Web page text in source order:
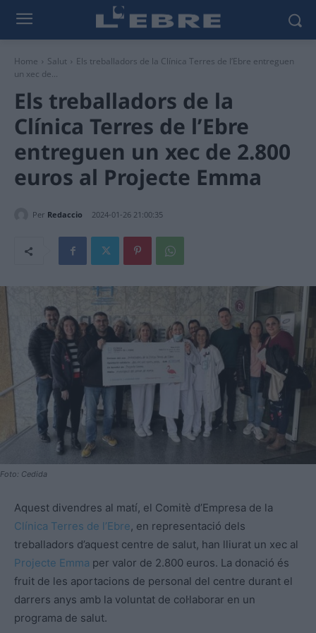
Home Salut
Els treballadors de la Clínica Terres de l’Ebre entreguen
un xec de...
Els treballadors de la
Clínica Terres de l’Ebre
entreguen un xec de 2.800
euros al Projecte Emma
Per Redaccio 2024-01-26 21:00:35
Foto: Cedida
Aquest divendres al matí, el Comitè d’Empresa de la
Clínica Terres de l’Ebre, en representació dels
treballadors d’aquest centre de salut, han lliurat un xec al
Projecte Emma per valor de 2.800 euros. La donació és
fruit de les aportacions de personal del centre durant el
darrers anys amb la voluntat de col·laborar en un
programa de salut.